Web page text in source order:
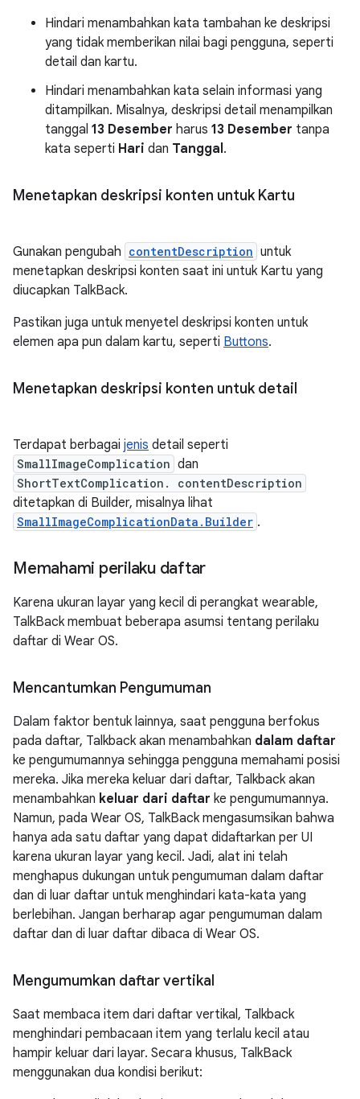
Hindari menambahkan kata tambahan ke deskripsi
yang tidak memberikan nilai bagi pengguna, seperti
detail dan kartu.
Hindari menambahkan kata selain informasi yang
ditampilkan. Misalnya, deskripsi detail menampilkan
tanggal 13 Desember harus 13 Desember tanpa
kata seperti Hari dan Tanggal.
Menetapkan deskripsi konten untuk Kartu
Gunakan pengubah contentDescription untuk
menetapkan deskripsi konten saat ini untuk Kartu yang
diucapkan TalkBack.
Pastikan juga untuk menyetel deskripsi konten untuk
elemen apa pun dalam kartu, seperti Buttons.
Menetapkan deskripsi konten untuk detail
Terdapat berbagai jenis detail seperti
SmallImageComplication dan
ShortTextComplication. contentDescription
ditetapkan di Builder, misalnya lihat
SmallImageComplicationData.Builder .
Memahami perilaku daftar
Karena ukuran layar yang kecil di perangkat wearable,
TalkBack membuat beberapa asumsi tentang perilaku
daftar di Wear OS.
Mencantumkan Pengumuman
Dalam faktor bentuk lainnya, saat pengguna berfokus
pada daftar, Talkback akan menambahkan dalam daftar
ke pengumumannya sehingga pengguna memahami posisi
mereka. Jika mereka keluar dari daftar, Talkback akan
menambahkan keluar dari daftar ke pengumumannya.
Namun, pada Wear OS, TalkBack mengasumsikan bahwa
hanya ada satu daftar yang dapat didaftarkan per UI
karena ukuran layar yang kecil. Jadi, alat ini telah
menghapus dukungan untuk pengumuman dalam daftar
dan di luar daftar untuk menghindari kata-kata yang
berlebihan. Jangan berharap agar pengumuman dalam
daftar dan di luar daftar dibaca di Wear OS.
Mengumumkan daftar vertikal
Saat membaca item dari daftar vertikal, Talkback
menghindari pembacaan item yang terlalu kecil atau
hampir keluar dari layar. Secara khusus, TalkBack
menggunakan dua kondisi berikut: